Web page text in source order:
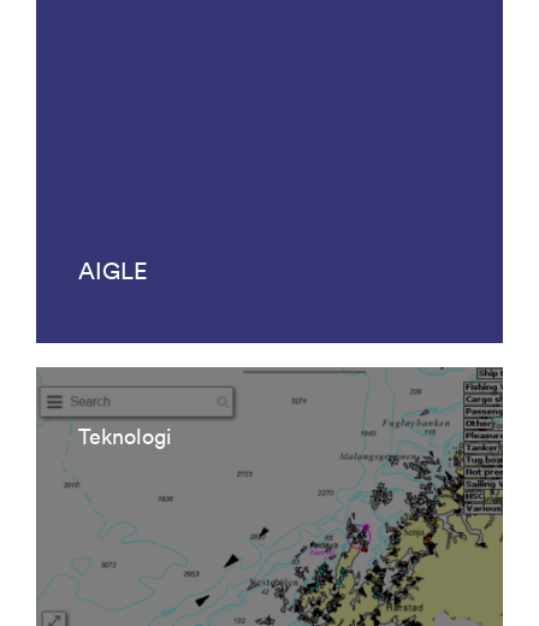
AIGLE
Teknologi